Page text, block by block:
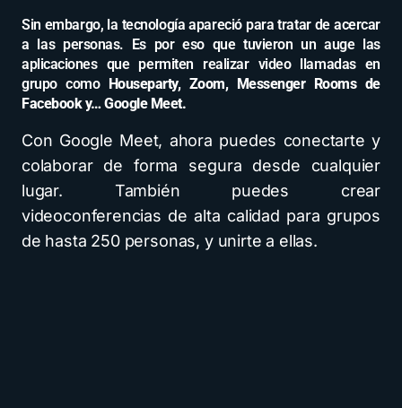
Sin embargo, la tecnología apareció para tratar de acercar
a las personas. Es por eso que tuvieron un auge las
aplicaciones que permiten realizar video llamadas en
grupo como Houseparty, Zoom, Messenger Rooms de
Facebook y… Google Meet.
Con Google Meet, ahora puedes conectarte y
colaborar de forma segura desde cualquier
lugar. También puedes crear
videoconferencias de alta calidad para grupos
de hasta 250 personas, y unirte a ellas.